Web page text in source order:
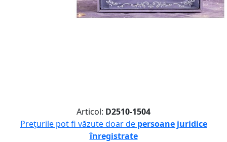
Articol: D2510-1504
Prețurile pot fi văzute doar de persoane juridice
înregistrate